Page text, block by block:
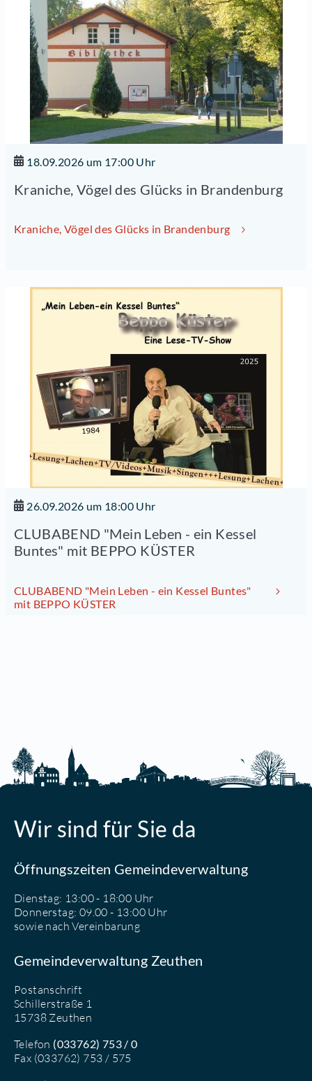
18.09.2026 um 17:00 Uhr
Kraniche, Vögel des Glücks in Brandenburg
Kraniche, Vögel des Glücks in Brandenburg
26.09.2026 um 18:00 Uhr
CLUBABEND "Mein Leben - ein Kessel
Buntes" mit BEPPO KÜSTER
CLUBABEND "Mein Leben - ein Kessel Buntes"
mit BEPPO KÜSTER
Wir sind für Sie da
Öffnungszeiten Gemeindeverwaltung
Dienstag: 13:00 - 18:00 Uhr
Donnerstag: 09.00 - 13:00 Uhr
sowie nach Vereinbarung
Gemeindeverwaltung Zeuthen
Postanschrift
Schillerstraße 1
15738 Zeuthen
Telefon (033762) 753 / 0
Fax (033762) 753 / 575